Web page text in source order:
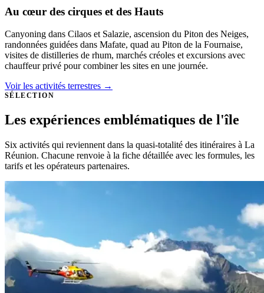
Au cœur des cirques et des Hauts
Canyoning dans Cilaos et Salazie, ascension du Piton des Neiges,
randonnées guidées dans Mafate, quad au Piton de la Fournaise,
visites de distilleries de rhum, marchés créoles et excursions avec
chauffeur privé pour combiner les sites en une journée.
Voir les activités terrestres →
SÉLECTION
Les expériences emblématiques de l'île
Six activités qui reviennent dans la quasi-totalité des itinéraires à La
Réunion. Chacune renvoie à la fiche détaillée avec les formules, les
tarifs et les opérateurs partenaires.